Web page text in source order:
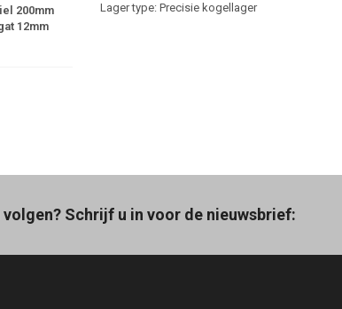
200mm
12mm
Lager type: Precisie kogellager
Schrijf u in voor de nieuwsbrief: